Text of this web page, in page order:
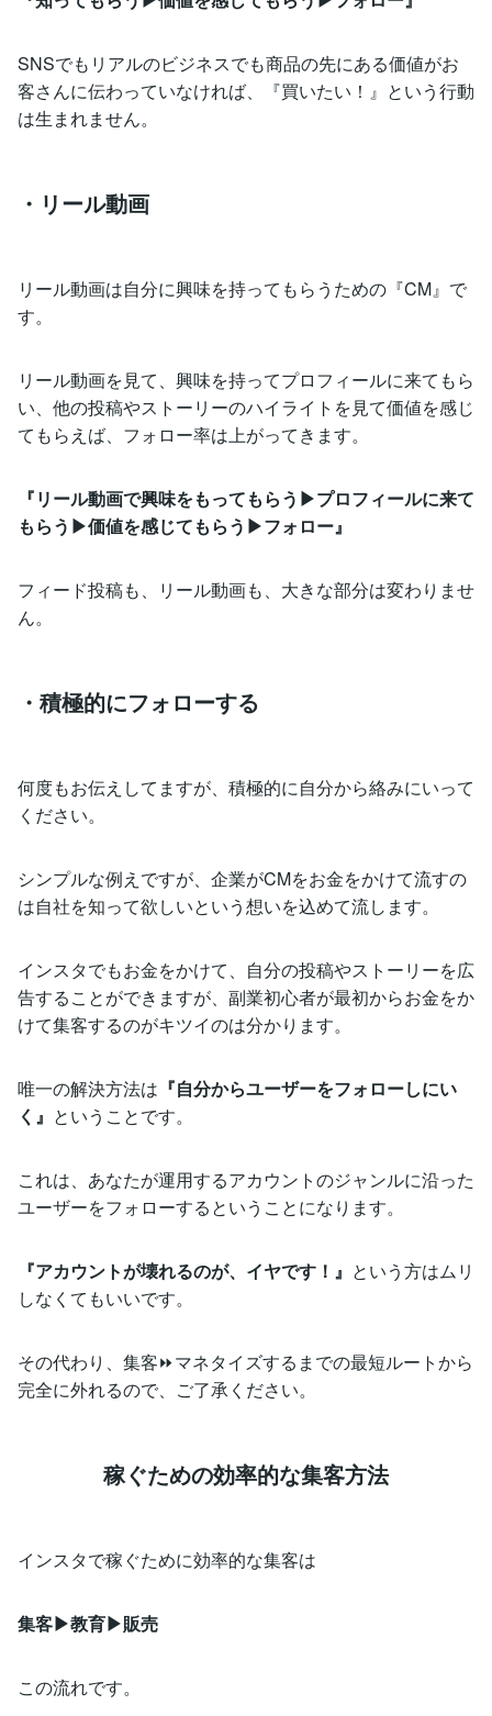
SNSでもリアルのビジネスでも商品の先にある価値がお
客さんに伝わっていなければ、『買いたい！』という行動
は生まれません。
・リール動画
リール動画は自分に興味を持ってもらうための『CM』で
す。
リール動画を見て、興味を持ってプロフィールに来てもら
い、他の投稿やストーリーのハイライトを見て価値を感じ
てもらえば、フォロー率は上がってきます。
『リール動画で興味をもってもらう▶︎プロフィールに来て
もらう▶︎価値を感じてもらう▶︎フォロー』
フィード投稿も、リール動画も、大きな部分は変わりませ
ん。
・積極的にフォローする
何度もお伝えしてますが、積極的に自分から絡みにいって
ください。
シンプルな例えですが、企業がCMをお金をかけて流すの
は自社を知って欲しいという想いを込めて流します。
インスタでもお金をかけて、自分の投稿やストーリーを広
告することができますが、副業初心者が最初からお金をか
けて集客するのがキツイのは分かります。
唯一の解決方法は 『自分からユーザーをフォローしにい
く』 ということです。
これは、あなたが運用するアカウントのジャンルに沿った
ユーザーをフォローするということになります。
『アカウントが壊れるのが、イヤです！』 という方はムリ
しなくてもいいです。
その代わり、集客⏩マネタイズするまでの最短ルートから
完全に外れるので、ご了承ください。
稼ぐための効率的な集客方法
インスタで稼ぐために効率的な集客は
集客▶︎教育▶︎販売
この流れです。